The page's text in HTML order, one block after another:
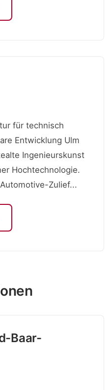
für technisch
Entwicklung Ulm
Ingenieurskunst
Hochtechnologie.
Zulief...
Baar-